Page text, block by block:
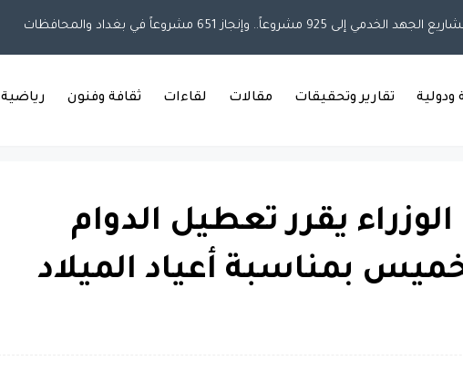
إلى 925 مشروعاً.. وإنجاز 651 مشروعاً في بغداد والمحافظات
ودولية تقارير وتحقيقات مقالات لقاءات ثقافة وفنون رياضية
يقرر تعطيل الدوام
بمناسبة أعياد الميلاد